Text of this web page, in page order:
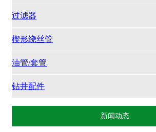
过滤器
楔形绕丝管
油管/套管
钻井配件
新闻动态